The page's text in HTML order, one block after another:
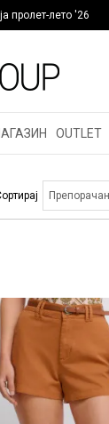
лето '26
OUTLET